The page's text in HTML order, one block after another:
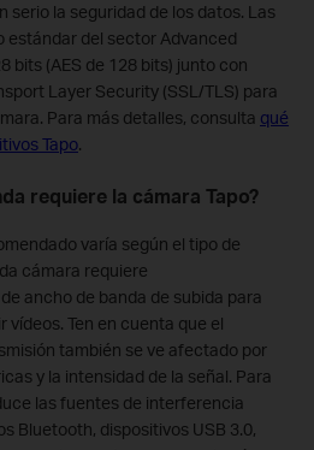
serio la seguridad de los datos. Las
estándar del sector Advanced
bits (AES de 128 bits) junto con
Layer Security (SSL/TLS) para
Para más detalles, consulta qué
Tapo.
requiere la cámara Tapo?
varía según el tipo de
cámara requiere
ancho de banda de subida para
Ten en cuenta que el
también se ve afectado por
y la intensidad de la señal. Para
las fuentes de interferencia
Bluetooth, dispositivos USB 3.0,